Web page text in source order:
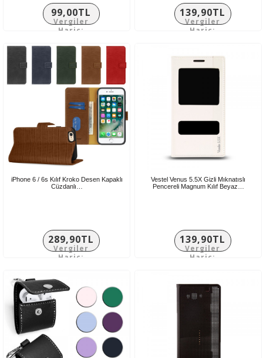
99,00TL
Vergiler
Hariç:
139,90TL
Vergiler
Hariç:
iPhone 6 / 6s Kılıf Kroko Desen Kapaklı
Cüzdanlı…
289,90TL
Vergiler
Hariç:
Vestel Venus 5.5X Gizli Mıknatıslı
Pencereli Magnum Kılıf Beyaz…
139,90TL
Vergiler
Hariç: